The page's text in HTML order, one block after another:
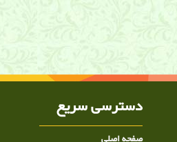
کشکک, ساییدگی کشکک زانو ,دکتر زانو
دسترسی سریع